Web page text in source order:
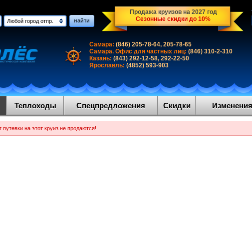
Любой город отпр. найти
Продажа круизов на 2027 год
Сезонные скидки до 10%
Самара: (846) 205-78-64, 205-78-65
Самара. Офис для частных лиц: (846) 310-2-310
Казань: (843) 292-12-58, 292-22-50
Ярославль: (4852) 593-903
Теплоходы Спецпредложения Скидки
на этот круиз не продаются!